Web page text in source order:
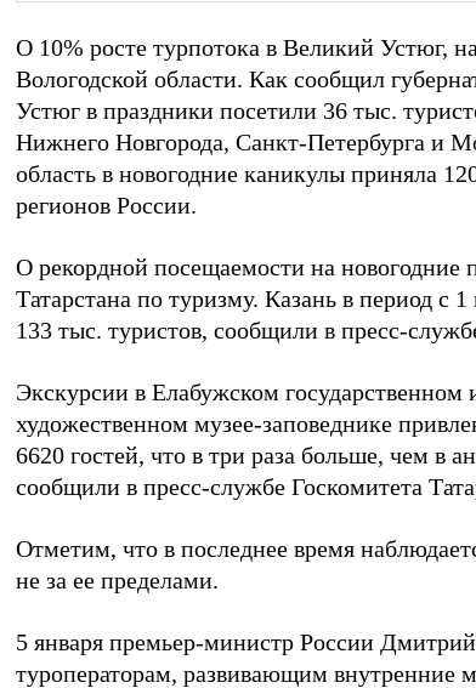
О 10% росте турпотока в Великий Устюг,
Вологодской области. Как сообщил
Устюг в праздники посетили 36 тыс.
Нижнего Новгорода, Санкт-Петербурга и
область в новогодние каникулы приняла
регионов России.
О рекордной посещаемости на
Татарстана по туризму. Казань в период с
133 тыс. туристов, сообщили в пресс-
Экскурсии в Елабужском государственном
художественном музее-заповеднике
6620 гостей, что в три раза больше, чем в
сообщили в пресс-службе Госкомитета
Отметим, что в последнее время
не за ее пределами.
5 января премьер-министр России
туроператорам, развивающим внутренние